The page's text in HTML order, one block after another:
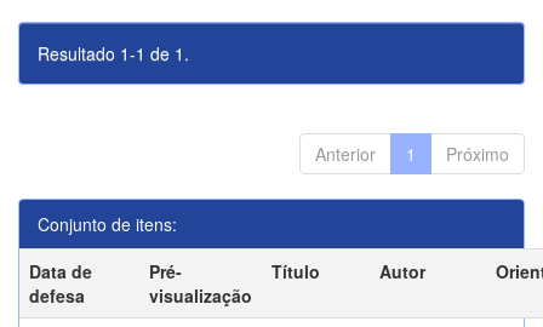
Resultado 1-1 de 1.
Anterior 1 Próximo
Conjunto de itens:
Data de
defesa
Pré-
visualização
Título Autor